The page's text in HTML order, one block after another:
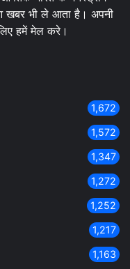
खबर भी ले आता है। अपनी
हमें मेल करे।
1,672
1,572
1,347
1,272
1,252
1,217
1,163